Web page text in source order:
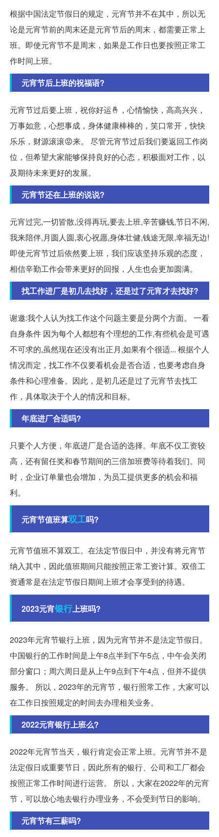
根据中国法定节假日的规定，元宵节并不在其中，所以无
论是元宵节前的周末还是元宵节后的周末，都需要正常上
班。即使元宵节不是周末，如果是工作日也要按照正常工
作时间上班。
元宵节后上班的祝福语?
元宵节过后要上班，祝你好运🤞，心情愉快，高高兴兴，
万事如意，心想事成，身体健康棒棒的，笑口常开，快快
乐乐，财源滚滚😡来。 尽管元宵节过后我们要返回工作岗
位，但希望大家能够保持良好的心态，积极面对工作，以
及期待未来更好的发展。
元宵节还在上班的说说?
元宵过完,一切皆散,没得再玩,要去上班,辛苦赚钱,节日不闲,
我来陪伴,月圆人圆,衷心祝愿,身体壮健,钱途无限,幸福无边!
即使元宵节过后依然要上班，我们应该坚持乐观的态度，
相信辛勤工作会带来更好的回报，人生也会更加圆满。
找工作进厂是初几去找好，还是过了元宵才去找好?
谢邀:我个人认为找工作这个问题主要是分两个方面。 一看
自身条件 因为每个人都想有个理想的工作,有些机会是可遇
不可求的,虽然现在还没有出正月,如果有个很适... 根据个人
情况而定，找工作不仅要看机会是否合适，也要考虑自身
条件和心理准备。因此，是初几还是过了元宵节去找工
作，具体取决于个人的情况和目标。
年底进厂合适吗?
只要个人方便，年底进厂是合适的选择。年底不仅工资较
高，还有留任奖和春节期间的三倍加班费等待着我们。同
时，企业订单量也会增加，为员工提供更多的机会和福
利。
元宵节值班算双工吗?
元宵节值班不算双工。在法定节假日中，并没有将元宵节
纳入其中，因此值班期间只能按照正常工资计算。双倍工
资通常是在法定节假日期间上班才会享受到的待遇。
2023元宵银行上班吗?
2023年元宵节银行上班，因为元宵节并不是法定节假日。
中国银行的工作时间是上午8点半到下午5点，中午会关闭
部分窗口；周六周日是从上午9点到下午4点，但并不提供
服务。 所以，2023年的元宵节，银行照常工作，大家可以
在工作日按照规定的时间去办理相关业务。
2022元宵银行上班么?
2022年元宵节当天，银行肯定会正常上班。元宵节并不是
法定假日或重要节日，因此所有的银行、公司和工厂都会
按照正常工作时间进行运营。 所以，大家在2022年的元宵
节，可以放心地去银行办理业务，不会受到节日的影响。
元宵节有三薪吗?